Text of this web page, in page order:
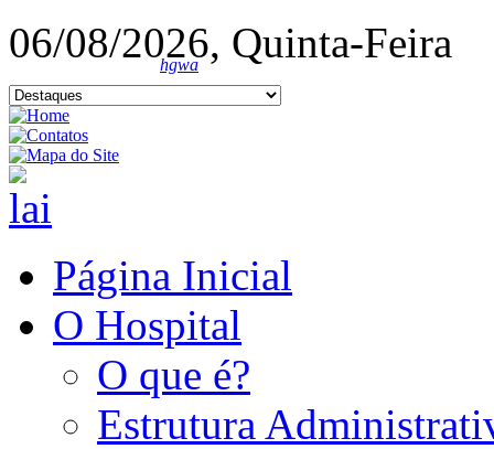
06/08/2026, Quinta-Feira
hgwa
Página Inicial
O Hospital
O que é?
Estrutura